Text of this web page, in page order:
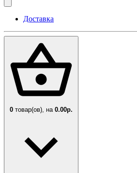
Доставка
0 товар(ов), на 0.00р.